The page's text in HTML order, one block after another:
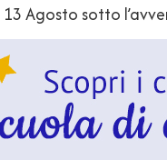
Agosto sotto